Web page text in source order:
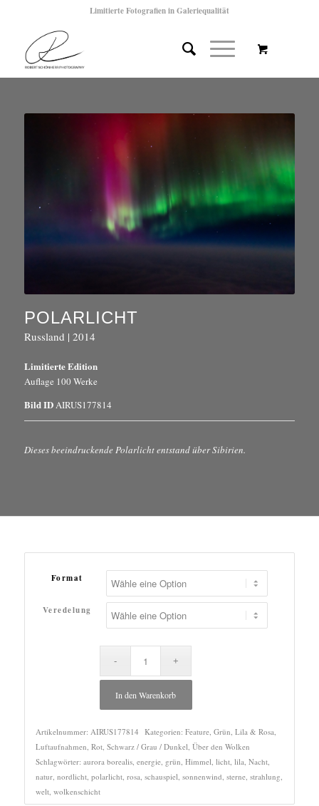
Limitierte Fotografien in Galeriequalität
POLARLICHT
Russland | 2014
Limitierte Edition
Auflage 100 Werke
Bild IDAIRUS177814
Dieses beeindruckende Polarlicht entstand über Sibirien.
Format
Veredelung
In den Warenkorb
Artikelnummer: AIRUS177814 Kategorien: Feature, Grün Lila & Rosa
Luftaufnahmen Rot, Schwarz / Grau / Dunkel Über den Wolken
Schlagwörter: aurora borealis, energie, grün Himmel licht, lila Nacht,
natur, nordlicht, polarlicht, rosa schauspiel sonnenwind sterne, strahlung
welt, wolkenschicht